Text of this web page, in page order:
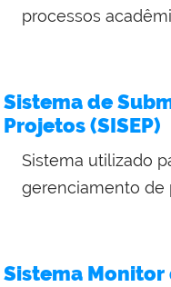
processos
Sistema de
Projetos (SISEP)
Sistema utilizado
gerenciamento de
Sistema Monitor